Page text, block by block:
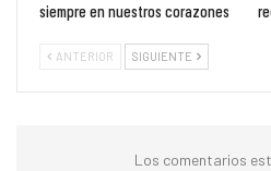
siempre en nuestros corazones
ANTERIOR SIGUIENTE
Los comentarios